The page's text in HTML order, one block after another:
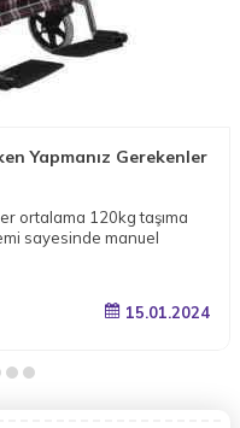
Yapmanız Gerekenler
ortalama 120kg taşıma
sayesinde manuel
15.01.2024